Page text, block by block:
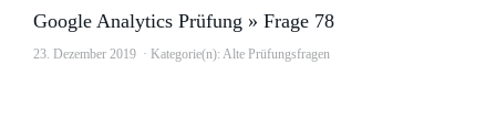
Google Analytics Prüfung » Frage 78
23. Dezember 2019 Kategorie(n): Alte Prüfungsfragen